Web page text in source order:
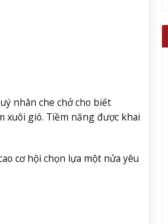
nhân che chở cho biết
gió. Tiềm năng được khai
cơ hội chọn lựa một nửa yêu